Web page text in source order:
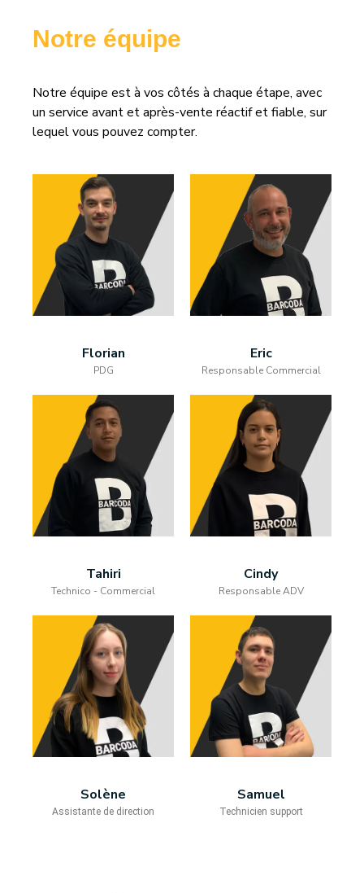
Notre équipe
Notre équipe est à vos côtés à chaque étape, avec
un service avant et après-vente réactif et fiable, sur
lequel vous pouvez compter.
Florian
PDG
Eric
Responsable Commercial
Tahiri
Technico - Commercial
Cindy
Responsable ADV
Solène
Assistante de direction
Samuel
Technicien support